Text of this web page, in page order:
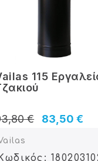
115
83,50 €
€
Κωδικός: